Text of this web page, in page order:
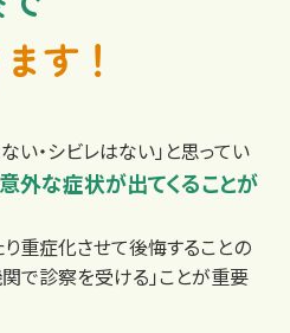
す！
・シビレはない」と思ってい
外な症状が出てくることが
重症化させて後悔することの
で診察を受ける」ことが重要